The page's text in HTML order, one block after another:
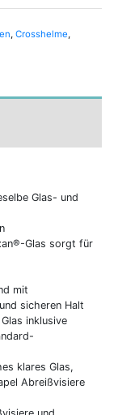
, Crosshelme,
Glas- und
Glas sorgt für
mit
sicheren Halt
inklusive
klares Glas,
Abreißvisiere